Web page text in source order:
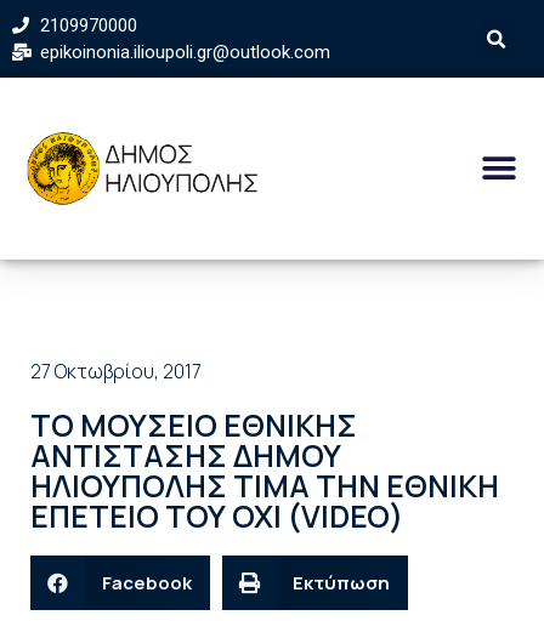
2109970000
epikoinonia.ilioupoli.gr@outlook.com
27 Οκτωβρίου, 2017
ΤΟ ΜΟΥΣΕΙΟ ΕΘΝΙΚΗΣ
ΑΝΤΙΣΤΑΣΗΣ ΔΗΜΟΥ
ΗΛΙΟΥΠΟΛΗΣ ΤΙΜΑ ΤΗΝ ΕΘΝΙΚΗ
ΕΠΕΤΕΙΟ ΤΟΥ ΟΧΙ (VIDEO)
Facebook Εκτύπωση